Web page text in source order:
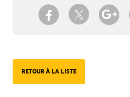
Partager surPartager
RETOUR À LA LISTE